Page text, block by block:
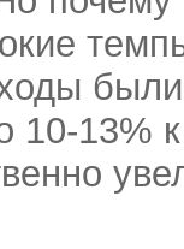
13% к